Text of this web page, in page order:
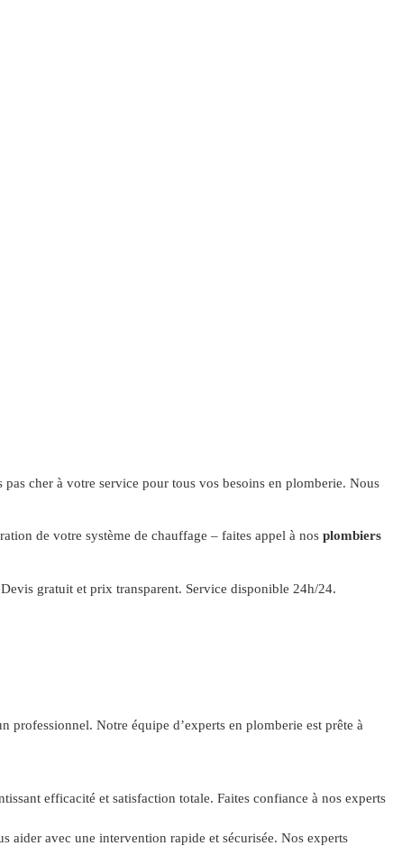
cher à votre service pour tous vos besoins en plomberie. Nous
de votre système de chauffage – faites appel à nos plombiers
gratuit et prix transparent. Service disponible 24h/24.
Notre équipe d’experts en plomberie est prête à
efficacité et satisfaction totale. Faites confiance à nos experts
aider avec une intervention rapide et sécurisée. Nos experts